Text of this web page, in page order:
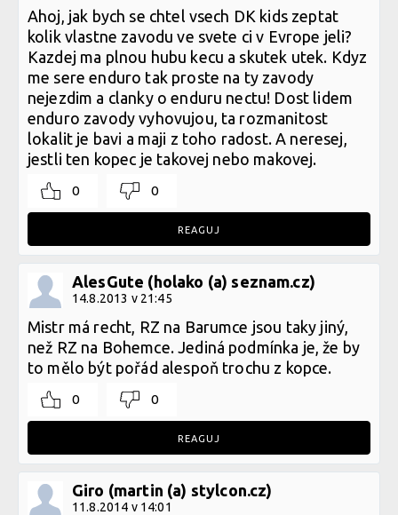
Ahoj, jak bych se chtel vsech DK kids zeptat
kolik vlastne zavodu ve svete ci v Evrope jeli?
Kazdej ma plnou hubu kecu a skutek utek. Kdyz
me sere enduro tak proste na ty zavody
nejezdim a clanky o enduru nectu! Dost lidem
enduro zavody vyhovujou, ta rozmanitost
lokalit je bavi a maji z toho radost. A neresej,
jestli ten kopec je takovej nebo makovej.
0 0
REAGUJ
AlesGute (holako (a) seznam.cz)
14.8.2013 v 21:45
Mistr má recht, RZ na Barumce jsou taky jiný,
než RZ na Bohemce. Jediná podmínka je, že by
to mělo být pořád alespoň trochu z kopce.
0 0
REAGUJ
Giro (martin (a) stylcon.cz)
11.8.2014 v 14:01